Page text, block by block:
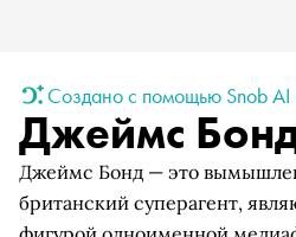
Создано с помощью Snob AI
Джеймс
Джеймс Бонд — это
британский суперагент,